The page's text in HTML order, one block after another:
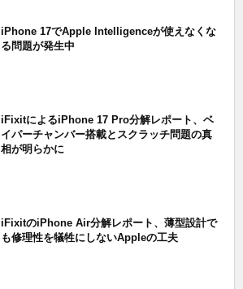
iPhone 17でApple Intelligenceが使えなくな
る問題が発生中
iFixitによるiPhone 17 Pro分解レポート、ベ
イパーチャンバー搭載とスクラッチ問題の真
相が明らかに
iFixitのiPhone Air分解レポート、薄型設計で
も修理性を犠牲にしないAppleの工夫